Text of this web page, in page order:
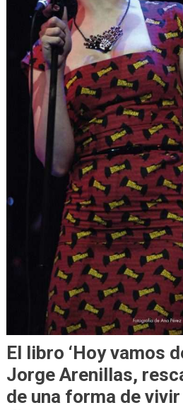
El libro ‘Hoy vamos
Jorge Arenillas,
de una forma de